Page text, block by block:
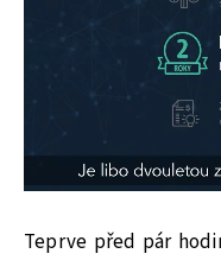
Teprve před pár